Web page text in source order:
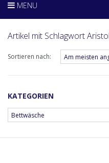
MENU
Artikel mit Schlagwort
Sortieren nach:
KATEGORIEN